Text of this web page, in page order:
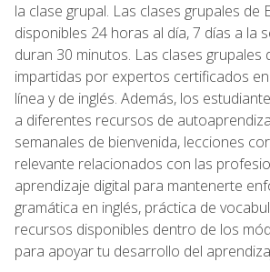
la clase grupal. Las clases grupales de
disponibles 24 horas al día, 7 días a la
duran 30 minutos. Las clases grupales
impartidas por expertos certificados
línea y de inglés. Además, los
a diferentes recursos de
semanales de bienvenida, lecciones
relevante relacionados con las
aprendizaje digital para mantenerte
gramática en inglés, práctica de
recursos disponibles dentro de los
para apoyar tu desarrollo del